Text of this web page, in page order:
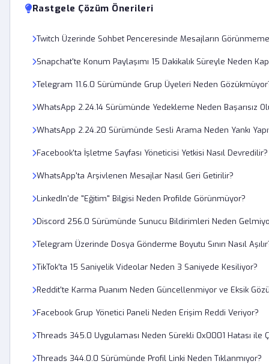
Rastgele Çözüm Önerileri
Twitch Üzerinde Sohbet Penceresinde Mesajların
Snapchat'te Konum Paylaşımı 15 Dakikalık Süreyle Neden
Telegram 11.6.0 Sürümünde Grup Üyeleri Neden
WhatsApp 2.24.14 Sürümünde Yedekleme Neden Başarısız
WhatsApp 2.24.20 Sürümünde Sesli Arama Neden Yankı
Facebook'ta İşletme Sayfası Yöneticisi Yetkisi Nasıl Devredilir?
WhatsApp'ta Arşivlenen Mesajlar Nasıl Geri Getirilir?
LinkedIn'de "Eğitim" Bilgisi Neden Profilde Görünmüyor?
Discord 256.0 Sürümünde Sunucu Bildirimleri Neden
Telegram Üzerinde Dosya Gönderme Boyutu Sınırı Nasıl
TikTok'ta 15 Saniyelik Videolar Neden 3 Saniyede Kesiliyor?
Reddit'te Karma Puanım Neden Güncellenmiyor ve Eksik
Facebook Grup Yönetici Paneli Neden Erişim Reddi Veriyor?
Threads 345.0 Uygulaması Neden Sürekli 0x0001 Hatası ile
Threads 344.0.0 Sürümünde Profil Linki Neden Tıklanmıyor?